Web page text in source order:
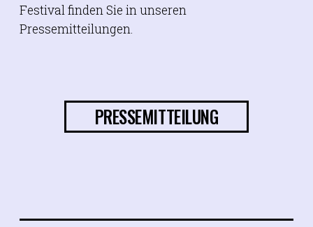
Festival finden Sie in unseren
Pressemitteilungen.
PRESSEMITTEILUNG